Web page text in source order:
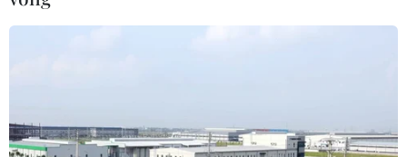
Ninh
kinh tế biển Việt Nam
07/08/2026 08:14